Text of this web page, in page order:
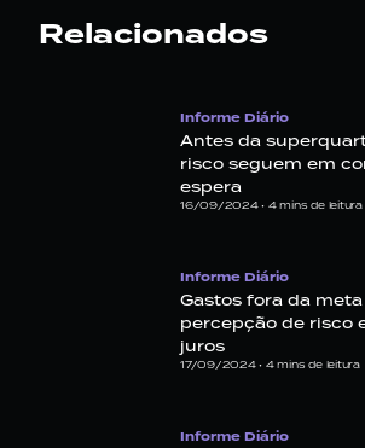
Relacionados
Informe Diário
Antes da
risco seguem em
espera
16/09/2024 • 4 mins de leitura
Informe Diário
Gastos fora da
percepção de risco
juros
17/09/2024 • 4 mins de leitura
Informe Diário